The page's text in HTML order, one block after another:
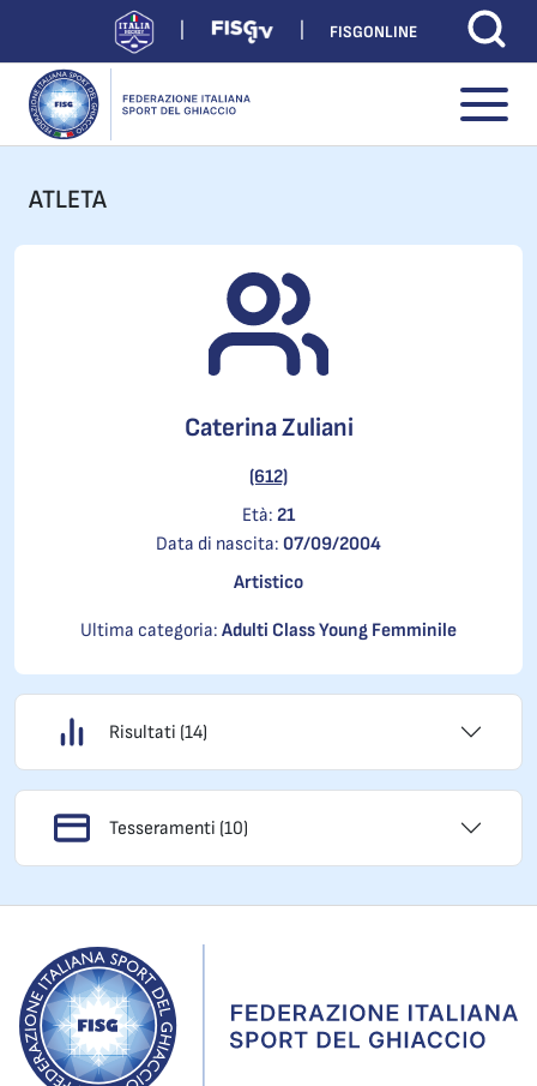
FISGONLINE
ATLETA
Caterina Zuliani
(612)
Età: 21
Data di nascita: 07/09/2004
Artistico
Ultima categoria: Adulti Class Young Femminile
Risultati (14)
Tesseramenti (10)